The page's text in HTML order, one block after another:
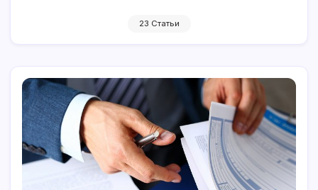
23 Статьи